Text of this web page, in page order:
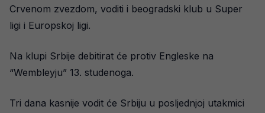
Crvenom zvezdom, voditi i beogradski klub u Super
ligi i Europskoj ligi.
Na klupi Srbije debitirat će protiv Engleske na
“Wembleyju” 13. studenoga.
Tri dana kasnije vodit će Srbiju u posljednjoj utakmici